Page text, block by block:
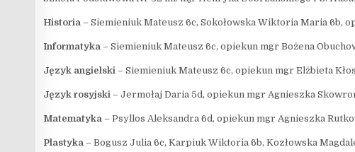
Historia – Siemieniuk Mateusz 6c, Sokołowska Wiktoria Maria 6b,
Informatyka – Siemieniuk Mateusz 6c, opiekun mgr Bożena
Język angielski – Siemieniuk Mateusz 6c, opiekun mgr Elżbieta
Język rosyjski – Jermołaj Daria 5d, opiekun mgr Agnieszka
Matematyka – Psyllos Aleksandra 6d, opiekun mgr Agnieszka
Plastyka – Bogusz Julia 6c, Karpiuk Wiktoria 6b, Kozłowska